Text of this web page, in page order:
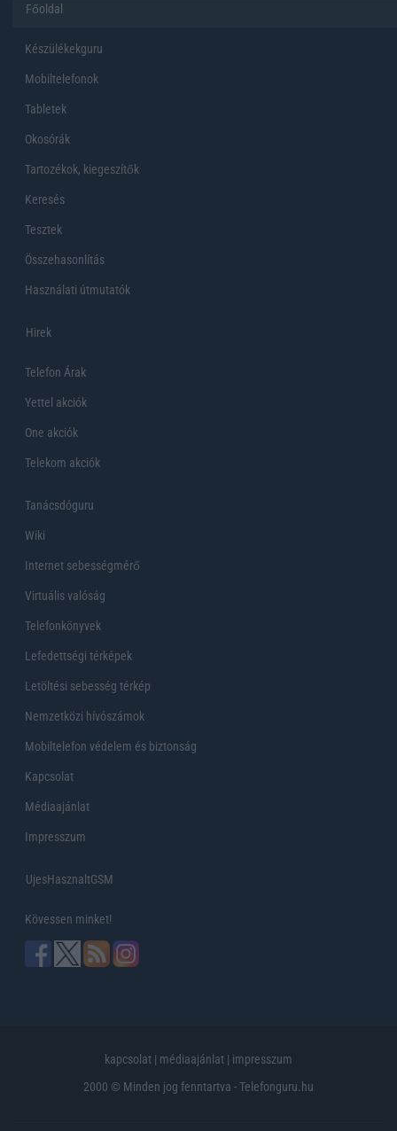
Főoldal
Készülékekguru
Mobiltelefonok
Tabletek
Okosórák
Tartozékok, kiegeszítők
Keresés
Tesztek
Összehasonlítás
Használati útmutatók
Hirek
Telefon Árak
Yettel akciók
One akciók
Telekom akciók
Tanácsdóguru
Wiki
Internet sebességmérő
Virtuális valóság
Telefonkönyvek
Lefedettségi térképek
Letöltési sebesség térkép
Nemzetközi hívószámok
Mobiltelefon védelem és biztonság
Kapcsolat
Médiaajánlat
Impresszum
UjesHasznaltGSM
Kövessen minket!
kapcsolat | médiaajánlat | impresszum
2000 © Minden jog fenntartva - Telefonguru.hu